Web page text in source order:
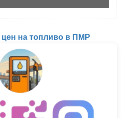
цен на топливо в ПМР